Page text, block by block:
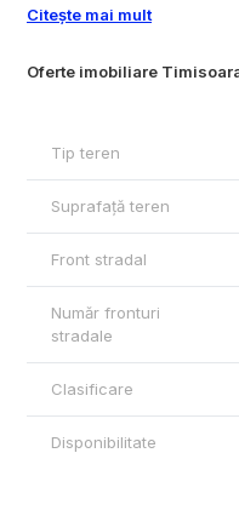
Oferte imobiliare
noi.
direcțiile, în apropiere de
canalizare, curent).
✅ Ideal pentru construcția
investiție.
Citește mai mult
Tip teren
Suprafață teren
Front stradal
Număr fronturi
stradale
Clasificare
Disponibilitate